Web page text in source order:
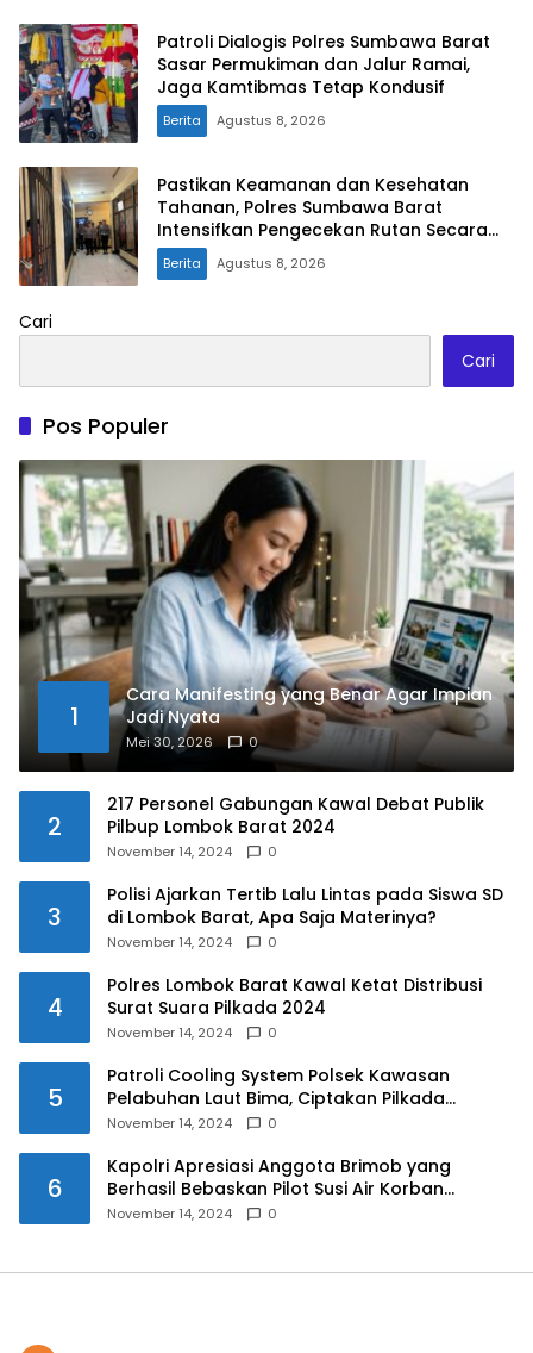
Patroli Dialogis Polres Sumbawa Barat
Sasar Permukiman dan Jalur Ramai,
Jaga Kamtibmas Tetap Kondusif
Berita Agustus 8, 2026
Pastikan Keamanan dan Kesehatan
Tahanan, Polres Sumbawa Barat
Intensifkan Pengecekan Rutan Secara
Berkala
Berita Agustus 8, 2026
Cari
Cari
Pos Populer
1
Cara Manifesting yang Benar Agar Impian
Jadi Nyata
Mei 30, 2026 0
2
217 Personel Gabungan Kawal Debat Publik
Pilbup Lombok Barat 2024
November 14, 2024 0
3
Polisi Ajarkan Tertib Lalu Lintas pada Siswa SD
di Lombok Barat, Apa Saja Materinya?
November 14, 2024 0
4
Polres Lombok Barat Kawal Ketat Distribusi
Surat Suara Pilkada 2024
November 14, 2024 0
5
Patroli Cooling System Polsek Kawasan
Pelabuhan Laut Bima, Ciptakan Pilkada
Serentak 2024 yang Aman dan Damai
November 14, 2024 0
6
Kapolri Apresiasi Anggota Brimob yang
Berhasil Bebaskan Pilot Susi Air Korban
Penyanderaan KKB
November 14, 2024 0